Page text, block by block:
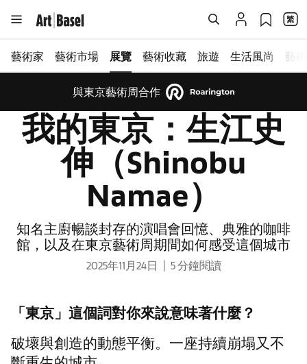
藝術家 藝術市場 展覽 藝術收藏 旅遊 生活風尚 藝
與東京藝術周合作
我的東京：生江史
伸（Shinobu
Namae）
知名主廚暢談封存的演唱會回憶、典雅的咖啡
館，以及在東京藝術周期間如何感受這個城市
2025年11月24日 5 分鐘閱讀
「東京 」 這個詞對你來說意味著什麼？
破壞與創造的動態平衡。一座持續崩塌又不